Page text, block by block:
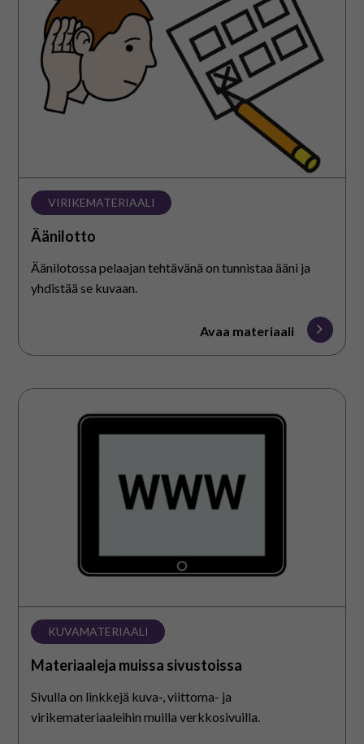
VIRIKEMATERIAALI
Äänilotto
Äänilotossa pelaajan tehtävänä on tunnistaa ääni ja
yhdistää se kuvaan.
Avaa materiaali
Materiaaleja
KUVAMATERIAALI
Materiaaleja muissa sivustoissa
Sivulla on linkkejä kuva-, viittoma- ja
virikemateriaaleihin muilla verkkosivuilla.